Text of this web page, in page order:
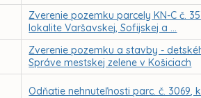
Zverenie pozemku parcely KN-C č.
lokalite Varšavskej, Sofijskej a ...
Zverenie pozemku a stavby -
Správe mestskej zelene v Košiciach
Odňatie nehnuteľnosti parc. č. 3069,